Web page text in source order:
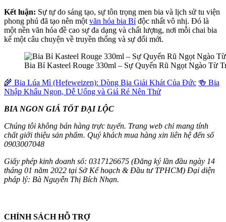
Kết luận: Sự tự do sáng tạo, sự tôn trọng men bia và lịch sử tu viện
phong phú đã tạo nên một văn hóa bia Bỉ độc nhất vô nhị. Đó là
một nền văn hóa đề cao sự đa dạng và chất lượng, nơi mỗi chai bia
kể một câu chuyện về truyền thống và sự đổi mới.
Bia Bỉ Kasteel Rouge 330ml – Sự Quyến Rũ Ngọt Ngào Từ
🌾 Bia Lúa Mì (Hefeweizen): Dòng Bia Giải Khát Của Đức 🍻 Bia
Nhập Khẩu Ngon, Dễ Uống và Giá Rẻ Nên Thử
BIA NGON GIÁ TỐT ĐẠI LỘC
Chúng tôi không bán hàng trực tuyến. Trang web chỉ mang tính
chất giới thiệu sản phẩm. Quý khách mua hàng xin liên hệ đến số
0903007048
Giấy phép kinh doanh số: 0317126675 (Đăng ký lần đầu ngày 14
tháng 01 năm 2022 tại Sở Kế hoạch & Đầu tư TPHCM) Đại diện
pháp lý: Bà Nguyễn Thị Bích Nhạn.
CHÍNH SÁCH HỖ TRỢ